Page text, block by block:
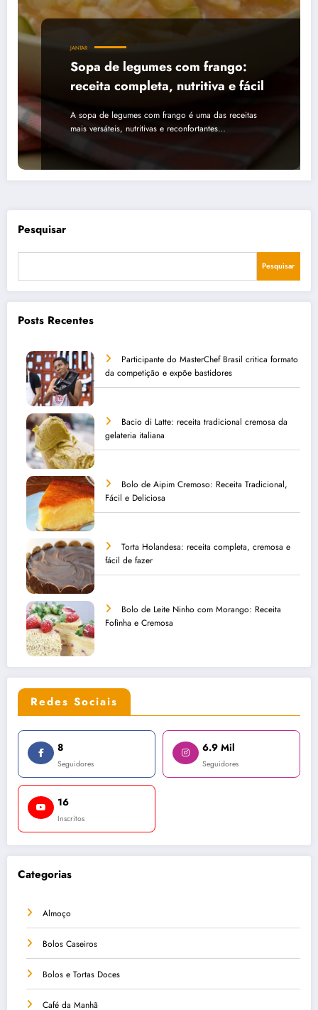
JANTAR
Sopa de legumes com frango:
receita completa, nutritiva e fácil
A sopa de legumes com frango é uma das receitas
mais versáteis, nutritivas e reconfortantes…
Pesquisar
Pesquisar
Posts Recentes
Participante do MasterChef Brasil critica formato
da competição e expõe bastidores
Bacio di Latte: receita tradicional cremosa da
gelateria italiana
Bolo de Aipim Cremoso: Receita Tradicional,
Fácil e Deliciosa
Torta Holandesa: receita completa, cremosa e
fácil de fazer
Bolo de Leite Ninho com Morango: Receita
Fofinha e Cremosa
Redes Sociais
8
Seguidores
6.9 Mil
Seguidores
16
Inscritos
Categorias
Almoço
Bolos Caseiros
Bolos e Tortas Doces
Café da Manhã